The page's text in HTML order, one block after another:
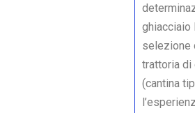
ghiacciaio
selezione
trattoria di
(cantina